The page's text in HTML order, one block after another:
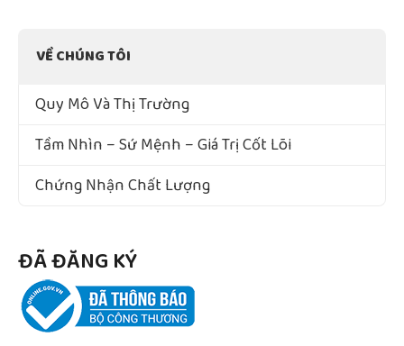
VỀ CHÚNG TÔI
Quy Mô Và Thị Trường
Tầm Nhìn – Sứ Mệnh – Giá Trị Cốt Lõi
Chứng Nhận Chất Lượng
ĐÃ ĐĂNG KÝ